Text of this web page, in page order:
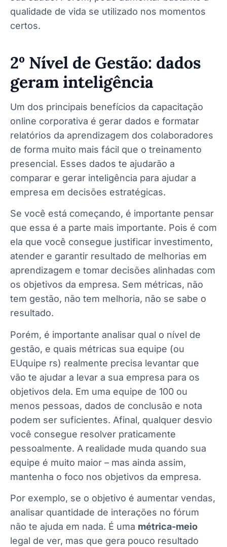
qualidade de vida se utilizado nos momentos
certos.
2º Nível de Gestão: dados
geram inteligência
Um dos principais benefícios da capacitação
online corporativa é gerar dados e formatar
relatórios da aprendizagem dos colaboradores
de forma muito mais fácil que o treinamento
presencial. Esses dados te ajudarão a
comparar e gerar inteligência para ajudar a
empresa em decisões estratégicas.
Se você está começando, é importante pensar
que essa é a parte mais importante. Pois é com
ela que você consegue justificar investimento,
atender e garantir resultado de melhorias em
aprendizagem e tomar decisões alinhadas com
os objetivos da empresa. Sem métricas, não
tem gestão, não tem melhoria, não se sabe o
resultado.
Porém, é importante analisar qual o nível de
gestão, e quais métricas sua equipe (ou
EUquipe rs) realmente precisa levantar que
vão te ajudar a levar a sua empresa para os
objetivos dela. Em uma equipe de 100 ou
menos pessoas, dados de conclusão e nota
podem ser suficientes. Afinal, qualquer desvio
você consegue resolver praticamente
pessoalmente. A realidade muda quando sua
equipe é muito maior – mas ainda assim,
mantenha o foco nos objetivos da empresa.
Por exemplo, se o objetivo é aumentar vendas,
analisar quantidade de interações no fórum
não te ajuda em nada. É uma métrica-meio
legal de ver, mas que gera pouco resultado